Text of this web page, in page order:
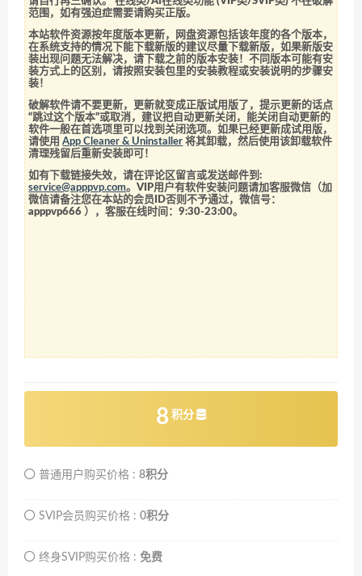
范围，如有强迫症需要请购买正版。
本站软件资源按年度版本更新，网盘资源包括该年度的各个版本，
在系统支持的情况下能下载新版的建议尽量下载新版，如果新版安
装出现问题无法解决，请下载之前的版本安装！不同版本可能有安
装方式上的区别，请按照安装包里的安装教程或安装说明的步骤安
装！
破解软件请不要更新，更新就变成正版试用版了，提示更新的话点
“跳过这个版本”或取消，建议把自动更新关闭，能关闭自动更新的
软件一般在首选项里可以找到关闭选项。如果已经更新成试用版，
请使用App Cleaner & Uninstaller 将其卸载，然后使用该卸载软件
清理残留后重新安装即可！
如有下载链接失效，请在评论区留言或发送邮件到:
service@apppvp.com。VIP用户有软件安装问题请加客服微信（加
微信请备注您在本站的会员ID否则不予通过，微信号：
apppvp666 ），客服在线时间：9:30-23:00。
8 积分
普通用户购买价格 : 8积分
SVIP会员购买价格 : 0积分
终身SVIP购买价格 : 免费